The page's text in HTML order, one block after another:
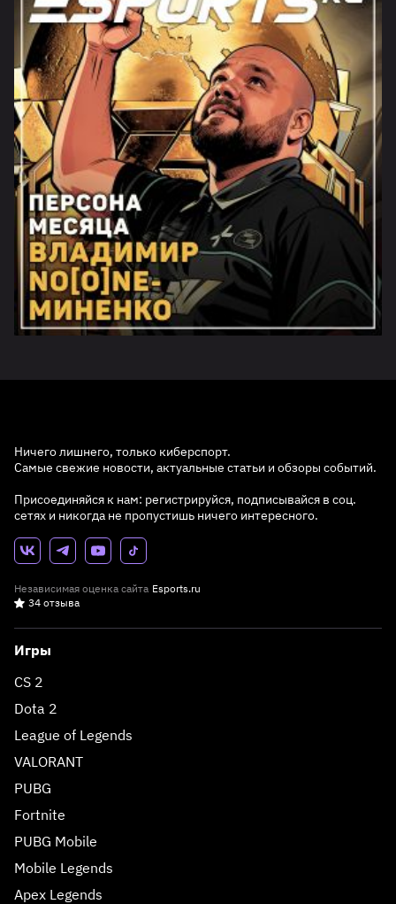
Ничего лишнего, только киберспорт.
Самые свежие новости, актуальные статьи и обзоры событий.
Присоединяйся к нам: регистрируйся, подписывайся в соц.
сетях и никогда не пропустишь ничего интересного.
Независимая оценка сайта Esports.ru
34 отзыва
Игры
CS 2
Dota 2
League of Legends
VALORANT
PUBG
Fortnite
PUBG Mobile
Mobile Legends
Apex Legends